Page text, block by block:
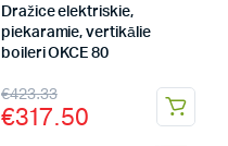
Dražice elektriskie,
piekaramie, vertikālie
boileri OKCE 80
€423.33
€317.50